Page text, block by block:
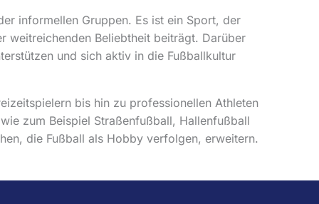
informellen Gruppen. Es ist ein Sport, der
weitreichenden Beliebtheit beiträgt. Darüber
und sich aktiv in die Fußballkultur
bis hin zu professionellen Athleten
zum Beispiel Straßenfußball, Hallenfußball
die Fußball als Hobby verfolgen, erweitern.